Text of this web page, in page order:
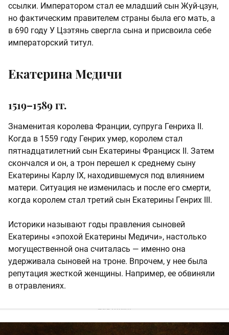
ссылки. Императором стал ее младший сын Жуй-цзун,
но фактическим правителем страны была его мать, а
в 690 году У Цзэтянь свергла сына и присвоила себе
императорский титул.
Екатерина Медичи
1519–1589 гг.
Знаменитая королева Франции, супруга Генриха II.
Когда в 1559 году Генрих умер, королем стал
пятнадцатилетний сын Екатерины Франциск II. Затем
скончался и он, а трон перешел к среднему сыну
Екатерины Карлу IX, находившемуся под влиянием
матери. Ситуация не изменилась и после его смерти,
когда королем стал третий сын Екатерины Генрих III.
Историки называют годы правления сыновей
Екатерины «эпохой Екатерины Медичи», настолько
могущественной она считалась — именно она
удерживала сыновей на троне. Впрочем, у нее была
репутация жесткой женщины. Например, ее обвиняли
в отравлениях.